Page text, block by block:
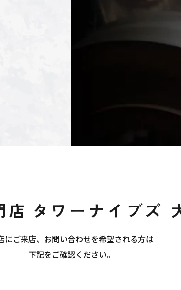
店 タワーナイブズ
にご来店、お問い合わせを希望される方は
下記をご確認ください。